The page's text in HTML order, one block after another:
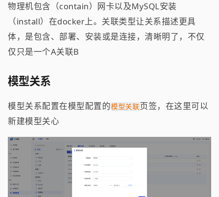
物理机包含（contain）网卡以及MySQL安装
（install）在docker上。关联类型让关系描述更具
体，是包含、部署、安装或是连接，清晰明了，不仅
仅只是一个A关联B
模型关系
模型关系配置在模型配置的模型关联页签，在这里可以
新建模型关心